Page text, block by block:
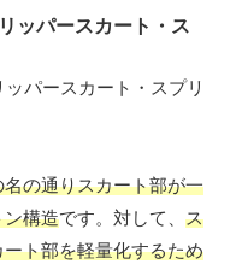
ッパースカート・ス
の通りスカート部が一
ン構造です。対して、 ス
ト部を軽量化するため